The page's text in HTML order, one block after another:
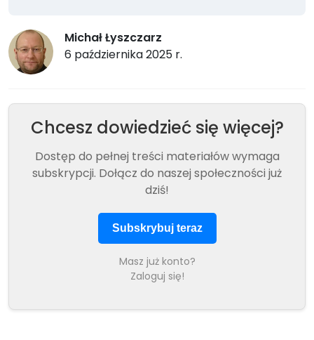
Michał Łyszczarz
6 października 2025 r.
Chcesz dowiedzieć się więcej?
Dostęp do pełnej treści materiałów wymaga
subskrypcji. Dołącz do naszej społeczności już
dziś!
Subskrybuj teraz
Masz już konto?
Zaloguj się!